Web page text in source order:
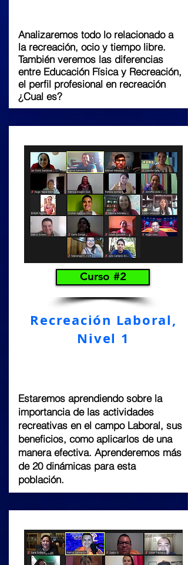
Analizaremos todo lo relacionado a
la recreación, ocio y tiempo libre.
También veremos las diferencias
entre Educación Física y Recreación,
el perfil profesional en recreación
¿Cual es?
Curso #2
Recreación Laboral,
Nivel 1
Estaremos aprendiendo sobre la
importancia de las actividades
recreativas en el campo Laboral, sus
beneficios, como aplicarlos de una
manera efectiva. Aprenderemos más
de 20 dinámicas para esta
población.